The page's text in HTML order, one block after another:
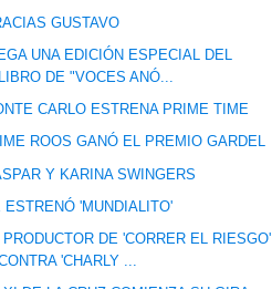
GUSTAVO
UNA EDICIÓN ESPECIAL DEL
DE "VOCES ANÓ...
CARLO ESTRENA PRIME TIME
ROOS GANÓ EL PREMIO GARDEL
Y KARINA SWINGERS
ESTRENÓ 'MUNDIALITO'
PRODUCTOR DE 'CORRER EL RIESGO'
'CHARLY ...